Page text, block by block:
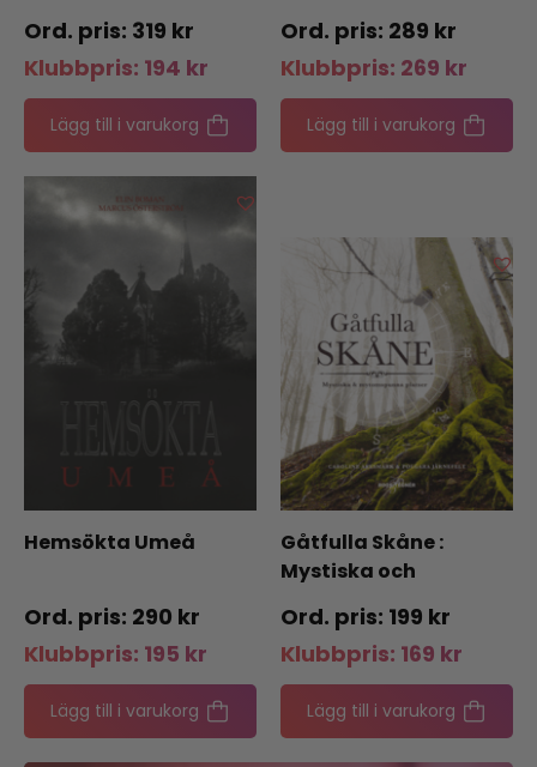
319 kr
Klubbpris: 194 kr
Lägg till i varukorg
289 kr
Klubbpris: 269 kr
Lägg till i varukorg
Hemsökta Umeå
290 kr
Klubbpris: 195 kr
Lägg till i varukorg
Gåtfulla Skåne :
Mystiska och
199 kr
Klubbpris: 169 kr
Lägg till i varukorg